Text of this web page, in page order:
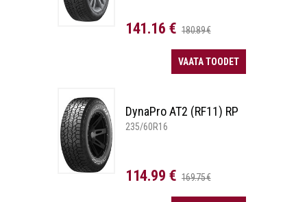
141.16 € 180.89 €
VAATA TOODET
DynaPro AT2 (RF11) RP
235/60R16
114.99 € 169.75 €